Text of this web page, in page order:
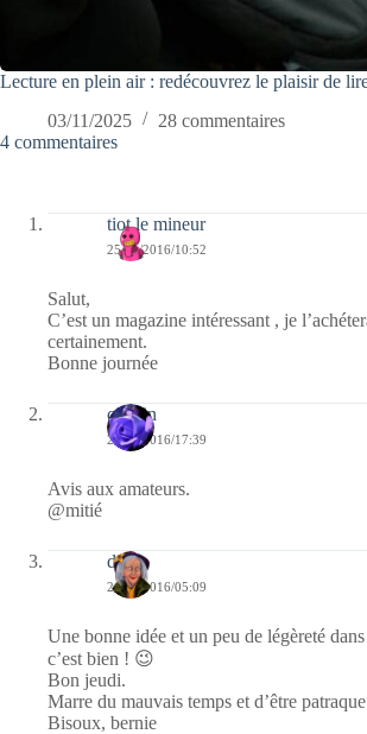
Lecture en plein air : redécouvrez le plaisir de
03/11/2025
28 commentaires
4 commentaires
tiot le mineur
25/11/2016/10:52
Salut,
C’est un magazine intéressant , je
certainement.
Bonne journée
cauvin
24/11/2016/17:39
Avis aux amateurs.
@mitié
dom
24/11/2016/05:09
Une bonne idée et un peu de légèreté dans
c’est bien ! 😉
Bon jeudi.
Marre du mauvais temps et d’être
Bisoux, bernie